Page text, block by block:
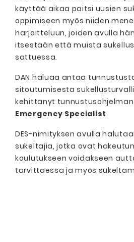
käyttää aikaa paitsi uusien
oppimiseen myös niiden
harjoitteluun, joiden avulla
itsestään että muista
sattuessa.
DAN haluaa antaa
sitoutumisesta
kehittänyt
Emergency Specialist.
DES-nimityksen avulla
sukeltajia, jotka ovat
koulutukseen voidakseen
tarvittaessa ja myös